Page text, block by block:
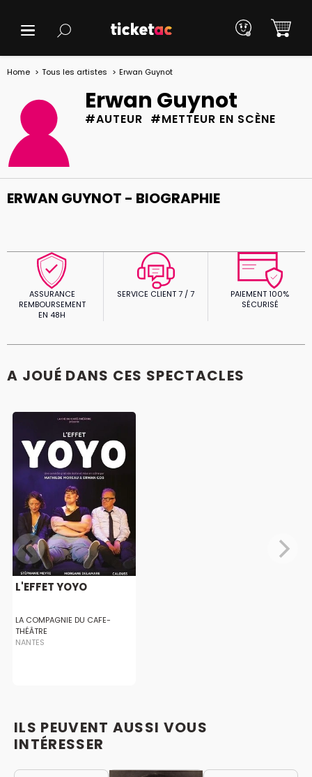
Home Tous les artistes Erwan Guynot
Erwan Guynot
#AUTEUR #METTEUR EN SCÈNE
ERWAN GUYNOT - BIOGRAPHIE
ASSURANCE
REMBOURSEMENT
EN 48H
SERVICE CLIENT 7 / 7
PAIEMENT 100%
SÉCURISÉ
A JOUÉ DANS CES SPECTACLES
L'EFFET YOYO
LA COMPAGNIE DU CAFE-
THÉÂTRE
NANTES
ILS PEUVENT AUSSI VOUS
INTÉRESSER